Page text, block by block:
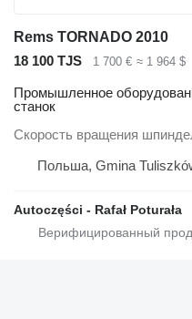
Rems TORNADO 2010
18 100 TJS
1 700 € ≈ 1 964 $
Промышленное
станок
Скорость вращения
Польша, Gmina
Autoczęści - Rafał Poturała